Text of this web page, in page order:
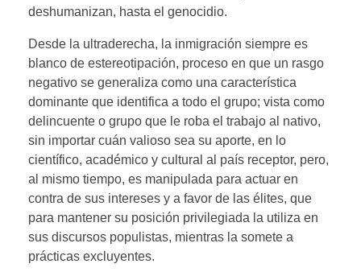
deshumanizan, hasta el genocidio.
Desde la ultraderecha, la inmigración siempre es
blanco de estereotipación, proceso en que un rasgo
negativo se generaliza como una característica
dominante que identifica a todo el grupo; vista como
delincuente o grupo que le roba el trabajo al nativo,
sin importar cuán valioso sea su aporte, en lo
científico, académico y cultural al país receptor, pero,
al mismo tiempo, es manipulada para actuar en
contra de sus intereses y a favor de las élites, que
para mantener su posición privilegiada la utiliza en
sus discursos populistas, mientras la somete a
prácticas excluyentes.